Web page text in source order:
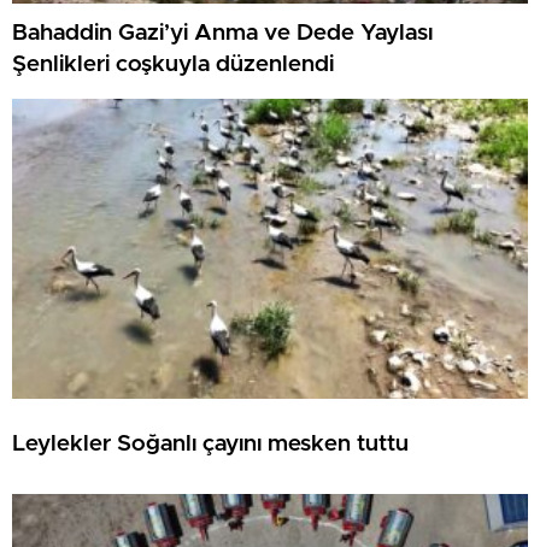
Bahaddin Gazi’yi Anma ve Dede Yaylası
Şenlikleri coşkuyla düzenlendi
Leylekler Soğanlı çayını mesken tuttu